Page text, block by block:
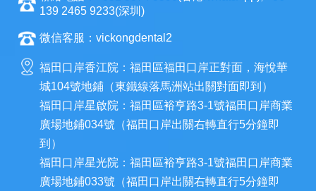
139 2465 9233(深圳)
微信客服：vickongdental2
福田口岸香江院：福田區福田口岸正對面，海悅華
城104號地鋪（東鐵線落馬洲站出關對面即到）
福田口岸星啟院：福田區裕亨路3-1號福田口岸商業
廣場地鋪034號（福田口岸出關右轉直行5分鐘即
到）
福田口岸星光院：福田區裕亨路3-1號福田口岸商業
廣場地鋪033號（福田口岸出關右轉直行5分鐘即